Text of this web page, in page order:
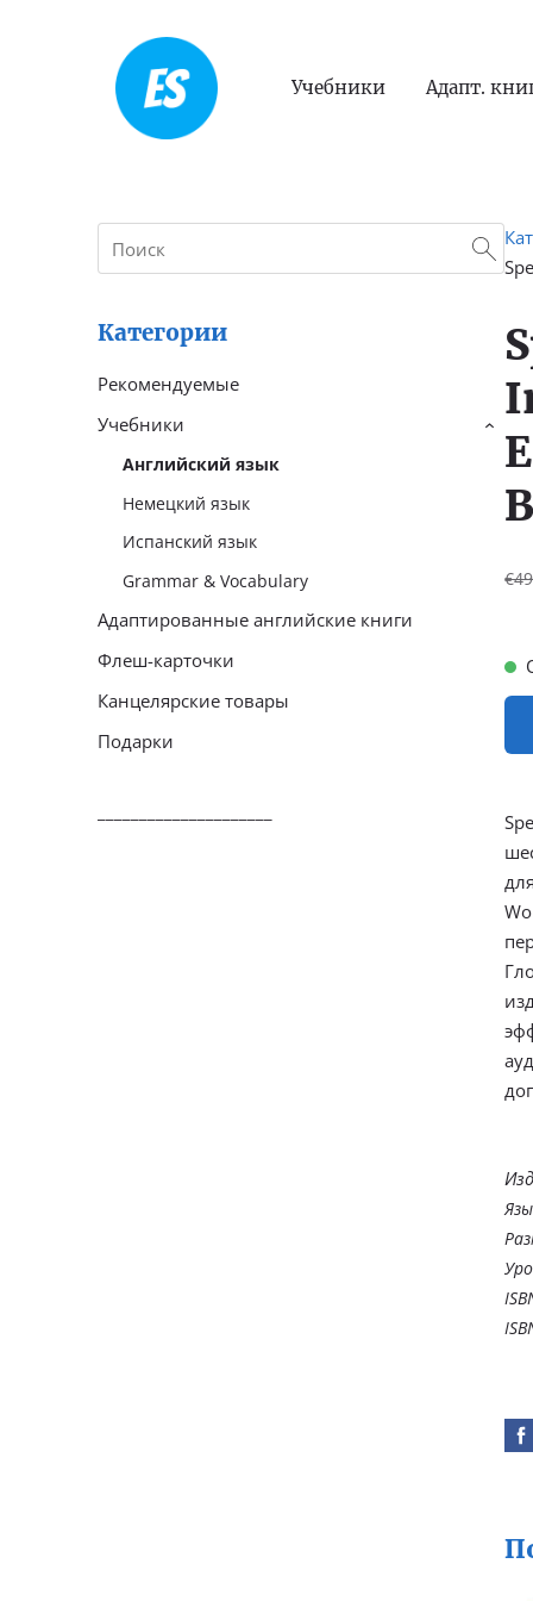
Учебники Адапт.
Категории
Рекомендуемые
Учебники
Английский язык
Немецкий язык
Испанский язык
Grammar & Vocabulary
›
Адаптированные английские книги
Флеш-карточки
Канцелярские товары
Подарки